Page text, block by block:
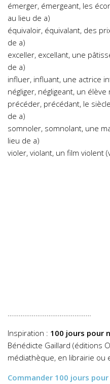
émerger, émergeant, les
au lieu de a)
équivaloir, équivalant, des
de a)
exceller, excellant, une
de a)
influer, influant, une actrice
négliger, négligeant, un
précéder, précédant, le
de a)
somnoler, somnolant, une
lieu de a)
violer, violant, un film violent
………………………………………
Inspiration : 100 jours pour
Bénédicte Gaillard (éditions
médiathèque, en librairie ou
Commander 100 jours